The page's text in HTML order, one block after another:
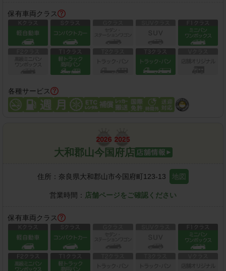
保有車両クラス
各種サービス
大和郡山今国府店
住所： 奈良県大和郡山市今国府町123-13 地図
営業時間： 店舗ページをご確認ください
保有車両クラス